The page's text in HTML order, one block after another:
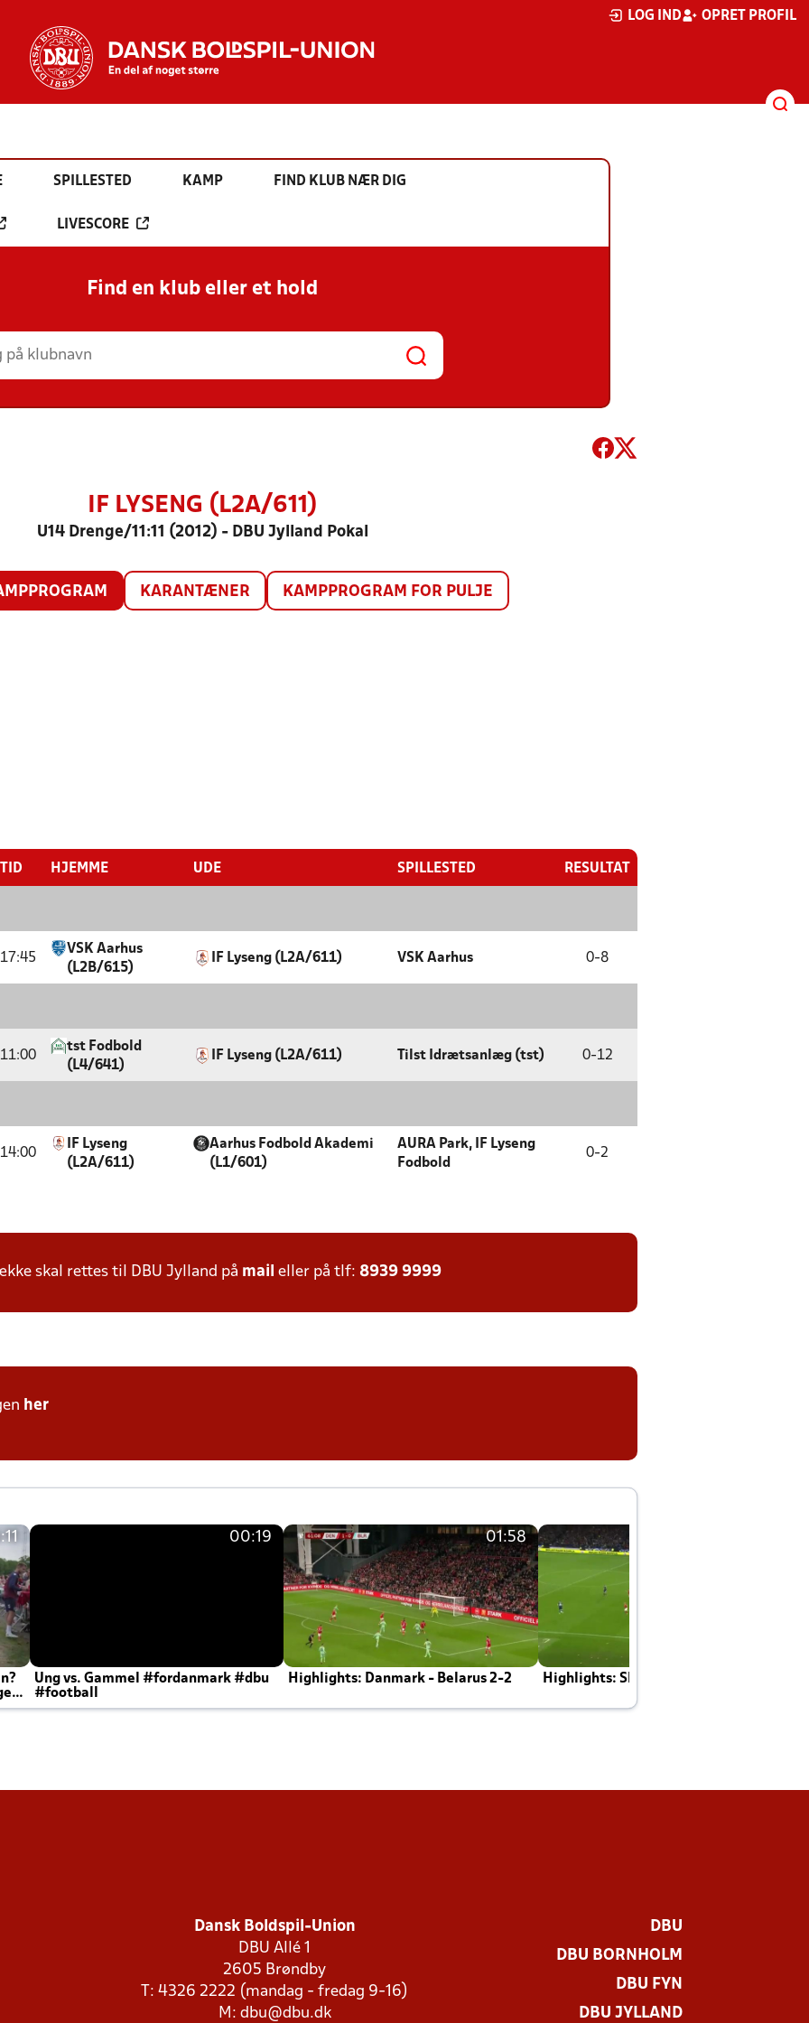
LOG IND OPRET PROFIL
SPILLESTED KAMP FIND KLUB NÆR DIG
LIVESCORE
Find en klub eller et hold
IF LYSENG (L2A/611)
U14 Drenge/11:11 (2012) - DBU Jylland Pokal
KARANTÆNER KAMPPROGRAM FOR PULJE
TID HJEMME UDE SPILLESTED RESULTAT
17:45
VSK Aarhus
(L2B/615)
IF Lyseng (L2A/611) VSK Aarhus 0-8
11:00
tst Fodbold
(L4/641)
IF Lyseng (L2A/611) Tilst Idrætsanlæg (tst) 0-12
14:00
IF Lyseng
(L2A/611)
Aarhus Fodbold Akademi
(L1/601)
AURA Park, IF Lyseng
Fodbold
0-2
skal rettes til DBU Jylland på mail eller på tlf: 8939 9999
her
00:19
Ung vs. Gammel #fordanmark #dbu
#football
01:58
Highlights: Danmark - Belarus 2-2 Highlights: Skotland - Danmark 4-2
Dansk Boldspil-Union
DBU Allé 1
2605 Brøndby
T: 4326 2222 (mandag - fredag 9-16)
M: dbu@dbu.dk
DBU
DBU BORNHOLM
DBU FYN
DBU JYLLAND